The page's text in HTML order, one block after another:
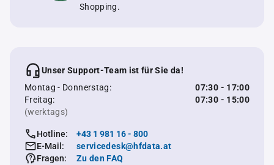
Shopping.
Unser Support-Team ist für Sie da!
Montag - Donnerstag:
07:30 - 17:00
Freitag:
07:30 - 15:00
(werktags)
Hotline:
+43 1 981 16 - 800
E-Mail:
servicedesk@hfdata.at
Fragen:
Zu den FAQ